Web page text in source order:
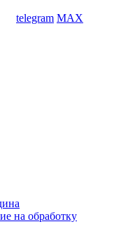
telegram MAX
на обработку